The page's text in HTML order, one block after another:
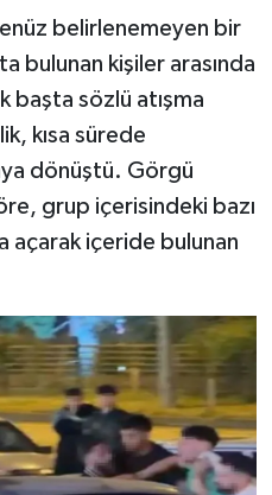
belirlenemeyen bir
bulunan kişiler arasında
başta sözlü atışma
kısa sürede
dönüştü. Görgü
grup içerisindeki bazı
açarak içeride bulunan